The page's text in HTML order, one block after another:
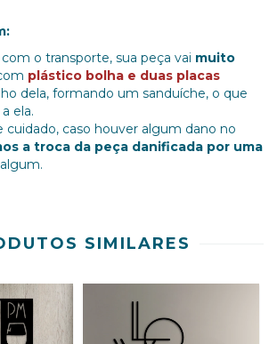
o transporte, sua peça vai muito
plástico bolha e duas placas
dela, formando um sanduíche, o que
ela.
cuidado, caso houver algum dano no
a troca da peça danificada por uma
SIMILARES